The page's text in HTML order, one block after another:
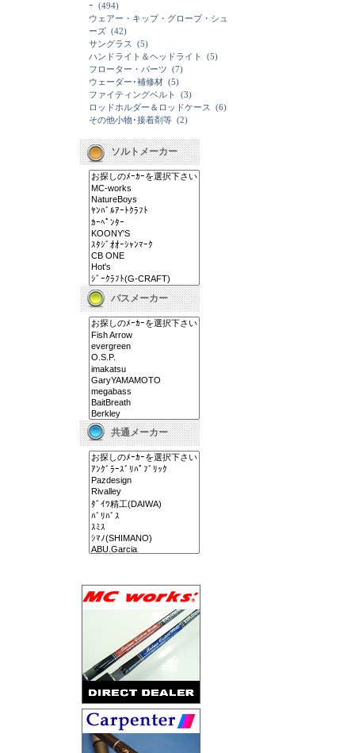
ｰ (494)
ウェアー・キップ・グローブ・シュ
ーズ (42)
サングラス
(5)
ハンドライト＆ヘッドライト
(5)
フローター・パーツ (7)
ウェーダー･補修材 (5)
ファイティングベルト
(3)
ロッドホルダー＆ロッドケース
(6)
その他小物･接着剤等 (2)
ソルトメーカー
バスメーカー
共通メーカー